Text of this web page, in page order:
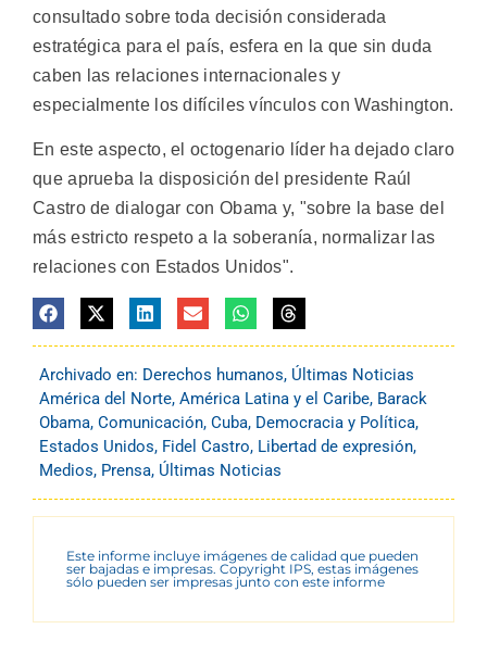
consultado sobre toda decisión considerada
estratégica para el país, esfera en la que sin duda
caben las relaciones internacionales y
especialmente los difíciles vínculos con Washington.
En este aspecto, el octogenario líder ha dejado claro
que aprueba la disposición del presidente Raúl
Castro de dialogar con Obama y, "sobre la base del
más estricto respeto a la soberanía, normalizar las
relaciones con Estados Unidos".
Archivado en: Derechos humanos, Últimas Noticias
América del Norte, América Latina y el Caribe, Barack
Obama, Comunicación, Cuba, Democracia y Política,
Estados Unidos, Fidel Castro, Libertad de expresión,
Medios, Prensa, Últimas Noticias
Este informe incluye imágenes de calidad que pueden
ser bajadas e impresas. Copyright IPS, estas imágenes
sólo pueden ser impresas junto con este informe